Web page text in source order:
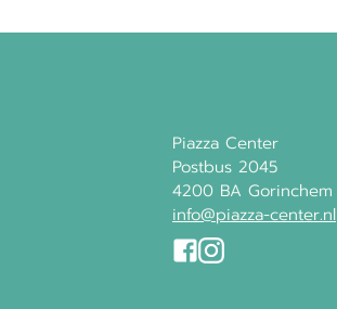
Piazza Center
Postbus 2045
4200 BA Gorinchem
info@piazza-center.nl